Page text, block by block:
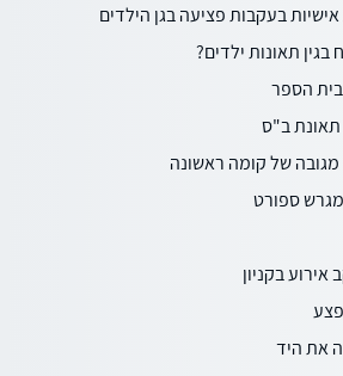
בעקבות פציעה בגן הילדים
תאונות ילדים?
הספר
תאונת ב"ס
מגובה של קומה ראשונה
ספורט
בקניון
את היד